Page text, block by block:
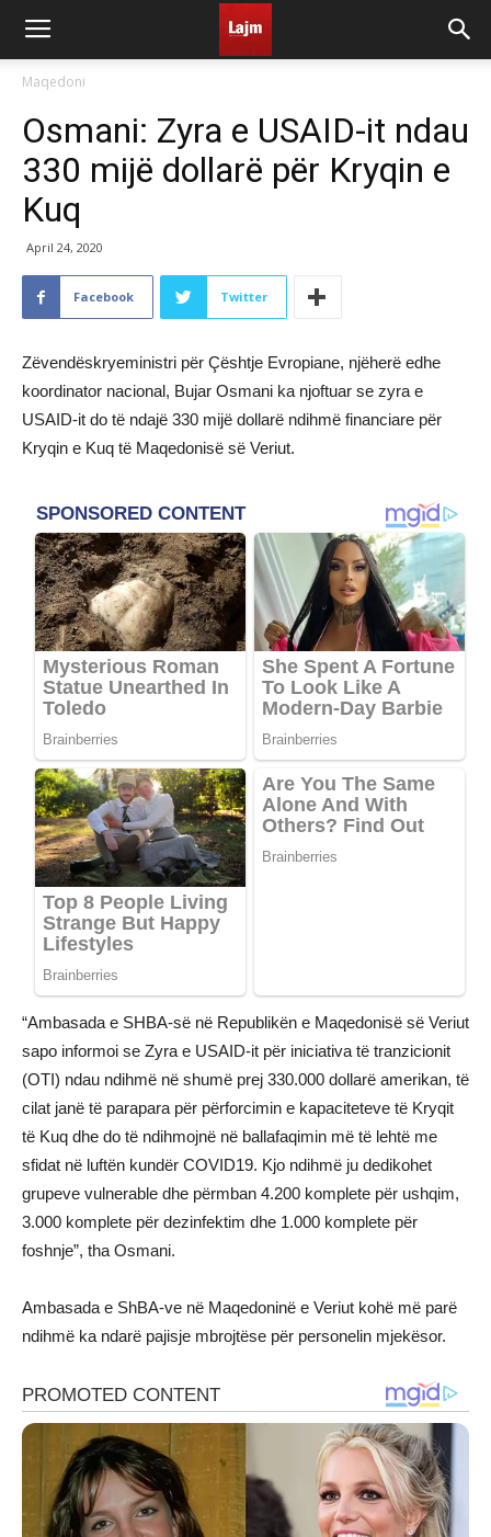
Maqedoni
Osmani: Zyra e USAID-it ndau
330 mijë dollarë për Kryqin e
Kuq
April 24, 2020
Facebook Twitter
Zëvendëskryeministri për Çështje Evropiane, njëherë edhe
koordinator nacional, Bujar Osmani ka njoftuar se zyra e
USAID-it do të ndajë 330 mijë dollarë ndihmë financiare për
Kryqin e Kuq të Maqedonisë së Veriut.
“Ambasada e SHBA-së në Republikën e Maqedonisë së Veriut
sapo informoi se Zyra e USAID-it për iniciativa të tranzicionit
(OTI) ndau ndihmë në shumë prej 330.000 dollarë amerikan, të
cilat janë të parapara për përforcimin e kapaciteteve të Kryqit
të Kuq dhe do të ndihmojnë në ballafaqimin më të lehtë me
sfidat në luftën kundër COVID19. Kjo ndihmë ju dedikohet
grupeve vulnerable dhe përmban 4.200 komplete për ushqim,
3.000 komplete për dezinfektim dhe 1.000 komplete për
foshnje”, tha Osmani.
Ambasada e ShBA-ve në Maqedoninë e Veriut kohë më parë
ndihmë ka ndarë pajisje mbrojtëse për personelin mjekësor.